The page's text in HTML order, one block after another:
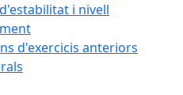
i nivell
d'exercicis anteriors